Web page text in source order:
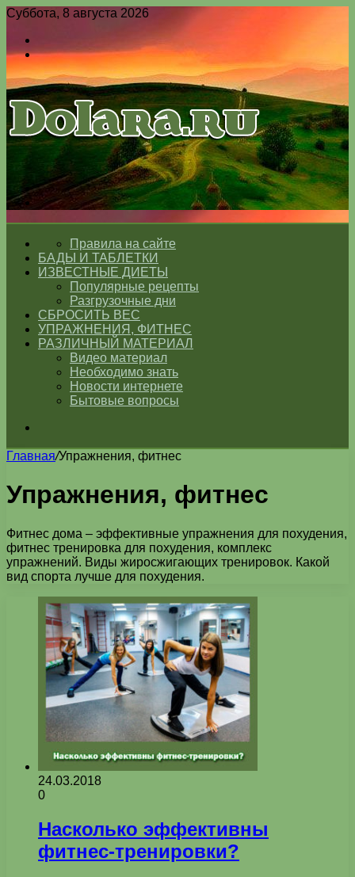
Суббота, 8 августа 2026
Switch
skin
Меню
Switch
ГЛАВНАЯПравила на сайте
БАДЫ И ТАБЛЕТКИ
ИЗВЕСТНЫЕ ДИЕТЫ
Популярные рецепты
Разгрузочные дни
СБРОСИТЬ ВЕС
УПРАЖНЕНИЯ, ФИТНЕС
РАЗЛИЧНЫЙ МАТЕРИАЛ
Видео материал
Необходимо знать
Новости интернете
Бытовые вопросы
Главная/Упражнения, фитнес
Упражнения, фитнес
Фитнес дома – эффективные упражнения для похудения,
фитнес тренировка для похудения, комплекс
упражнений. Виды жиросжигающих тренировок. Какой
вид спорта лучше для похудения.
24.03.2018
0
Насколько эффективны
фитнес-тренировки?